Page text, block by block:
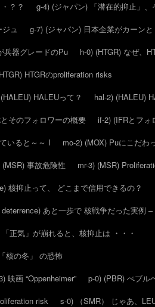
？？
g-4) (ジャパン) 「潜在的抑止」、
ュ
g-7) (ジャパン) 日本企業がカーンと
兵器グレードのPu
h-0) (HTGR) なぜ、
HTGRのproliferation risks
HALEUって？
hal-2) (HALEU)
そのフォロワーの概要
if-2) (IFRとフォ
いると～～ I
mo-2) (MOX) Puにこだ
(MSR) 事故危険性
mr-3) (MSR)
核抑止って、 どこまで信用できるの？
あと一歩で 核戦争だった実例 –
正気」が崩れると、核抑止は ・・・
核の冬」 の恐怖
映画 “Oppenheimer”
p-0) (PBR) ぺブル
risk
s-0) （SMR） じゃあ、